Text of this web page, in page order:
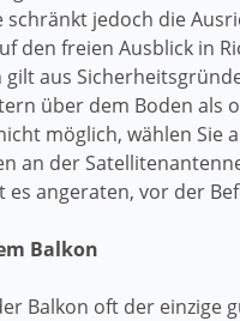
schränkt jedoch die
den freien Ausblick in
aus
über dem Boden als
möglich, wählen Sie
an der
angeraten, vor der
Balkon
Balkon oft der einzige